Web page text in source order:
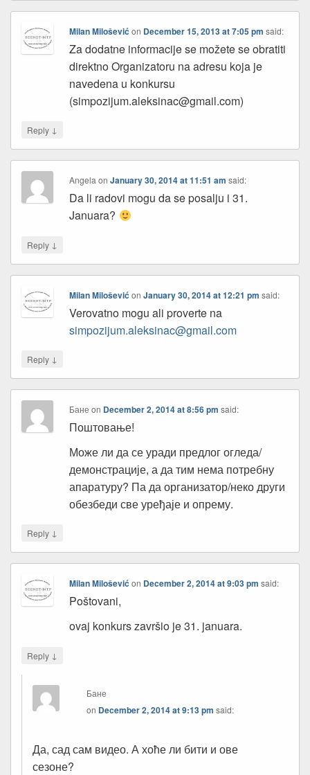
Milan Milošević on December 15, 2013 at 7:05 pm said:
Za dodatne informacije se možete se obratiti
direktno Organizatoru na adresu koja je
navedena u konkursu
(simpozijum.aleksinac@gmail.com)
Reply ↓
AngelaonJanuary 30, 2014 at 11:51 am said:
Da li radovi mogu da se posalju i 31.
Januara?
Reply ↓
Milan Milošević onJanuary 30, 2014 at 12:21 pm said:
Verovatno mogu ali proverte na
simpozijum.aleksinac@gmail.com
Reply ↓
Бане on December 2, 2014 at 8:56 pm said:
Поштовање!
Може ли да се уради предлог огледа/
демонстрације, а да тим нема потребну
апаратуру? Па да организатор/неко други
обезбеди све уређаје и опрему.
Reply ↓
Milan Milošević on December 2, 2014 at 9:03 pm said:
Poštovani,
ovaj konkurs završio je 31. januara.
Reply ↓
Бане
on December 2, 2014 at 9:13 pm said:
Да, сад сам видео. А хоће ли бити и ове
сезоне?